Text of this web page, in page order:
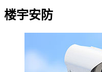
楼宇安防